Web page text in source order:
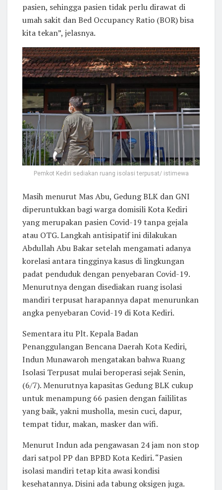
pasien, sehingga pasien tidak perlu dirawat di
umah sakit dan Bed Occupancy Ratio (BOR) bisa
kita tekan”, jelasnya.
Pemkot Kediri sediakan ruang isolasi terpusat/ istimewa
Masih menurut Mas Abu, Gedung BLK dan GNI
diperuntukkan bagi warga domisili Kota Kediri
yang merupakan pasien Covid-19 tanpa gejala
atau OTG. Langkah antisipatif ini dilakukan
Abdullah Abu Bakar setelah mengamati adanya
korelasi antara tingginya kasus di lingkungan
padat penduduk dengan penyebaran Covid-19.
Menurutnya dengan disediakan ruang isolasi
mandiri terpusat harapannya dapat menurunkan
angka penyebaran Covid-19 di Kota Kediri.
Sementara itu Plt. Kepala Badan
Penanggulangan Bencana Daerah Kota Kediri,
Indun Munawaroh mengatakan bahwa Ruang
Isolasi Terpusat mulai beroperasi sejak Senin,
(6/7). Menurutnya kapasitas Gedung BLK cukup
untuk menampung 66 pasien dengan faililitas
yang baik, yakni musholla, mesin cuci, dapur,
tempat tidur, makan, masker dan wifi.
Menurut Indun ada pengawasan 24 jam non stop
dari satpol PP dan BPBD Kota Kediri. “Pasien
isolasi mandiri tetap kita awasi kondisi
kesehatannya. Disini ada tabung oksigen juga.